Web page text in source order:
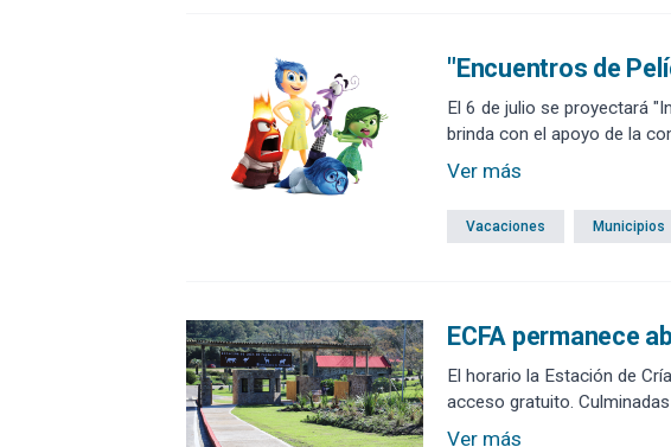
"Encuentros de
El 6 de julio se proyectará
brinda con el apoyo de la
Ver más
Vacaciones Municipios
ECFA permanece
El horario la Estación de
acceso gratuito.
Ver más